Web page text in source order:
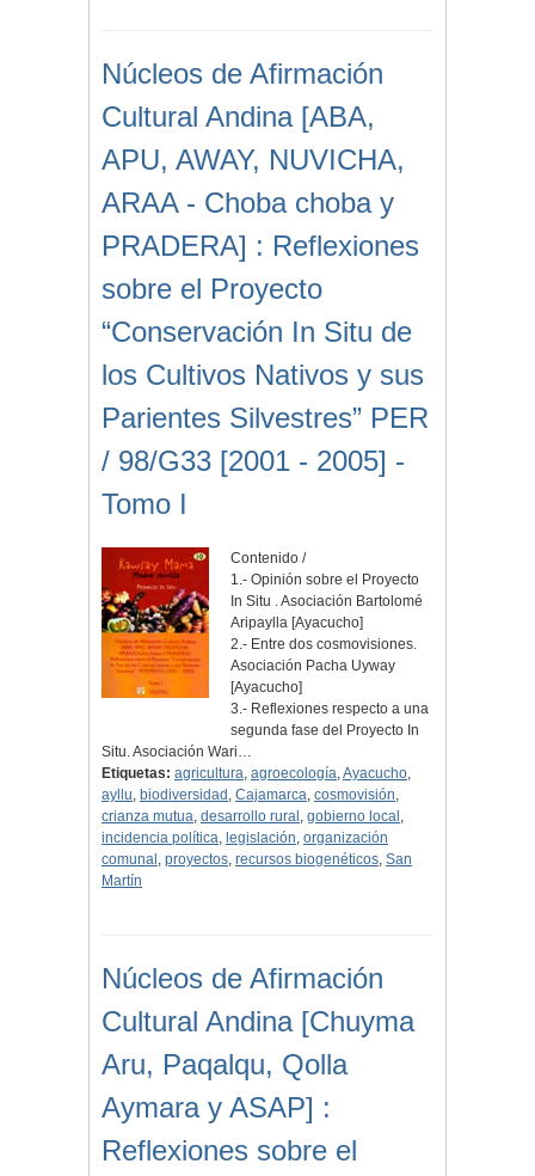
Núcleos de Afirmación
Cultural Andina [ABA,
APU, AWAY, NUVICHA,
ARAA - Choba choba y
PRADERA] : Reflexiones
sobre el Proyecto
“Conservación In Situ de
los Cultivos Nativos y sus
Parientes Silvestres” PER
/ 98/G33 [2001 - 2005] -
Tomo I
Contenido /
1.- Opinión sobre el Proyecto
In Situ . Asociación Bartolomé
Aripaylla [Ayacucho]
2.- Entre dos cosmovisiones.
Asociación Pacha Uyway
[Ayacucho]
3.- Reflexiones respecto a una
segunda fase del Proyecto In
Situ. Asociación Wari…
Etiquetas: agricultura, agroecología,Ayacucho,
ayllu, biodiversidad , Cajamarca, cosmovisión,
crianza mutua, desarrollo rural , gobierno local ,
incidencia política, legislación, organización
comunal , proyectos, recursos biogenéticos, San
Martín
Núcleos de Afirmación
Cultural Andina [Chuyma
Aru, Paqalqu, Qolla
Aymara y ASAP] :
Reflexiones sobre el